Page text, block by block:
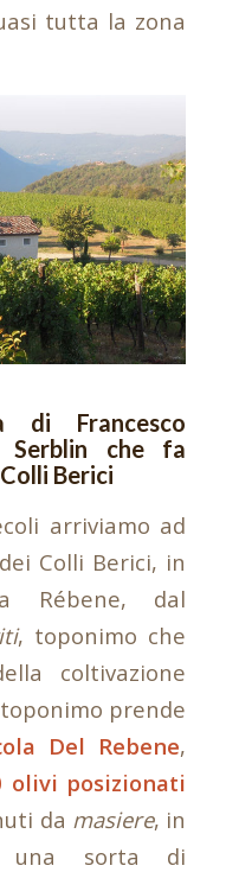
tutta la zona
di Francesco
Serblin che fa
Berici
arriviamo ad
Colli Berici, in
Rébene, dal
, toponimo che
coltivazione
prende
Del Rebene,
olivi posizionati
da masiere, in
una sorta di